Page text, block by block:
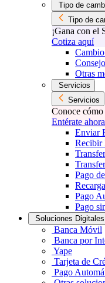
Tipo de
Tipo de
¡Gana con el
Cotiza aquí
Otras
Servicios
Servicios
Conoce
Entérate ahora
Enviar
Recibir
Pago
Pago
Pago
Soluciones Digitales
Banca Móvil
Banca por
Yape
Tarjeta de
Pago